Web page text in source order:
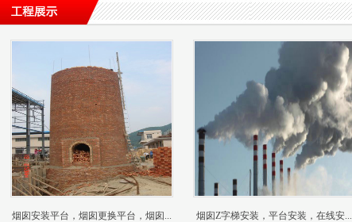
烟囱安装平台，烟囱更换平台，烟囱... 烟囱Z字梯安装，平台安装，在线安...